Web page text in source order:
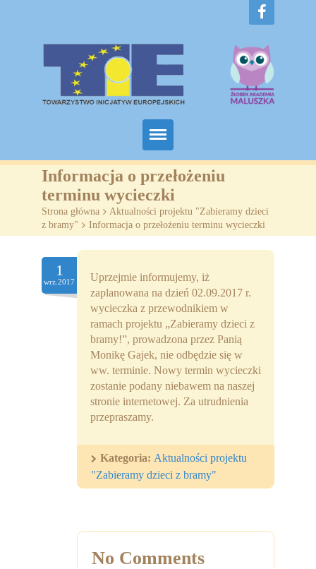
Home
O nas
Projekty
SZKOLENIA
Partnerzy
Współpraca
Sponsorzy
Kontakt
Rekrutacja Widzew
MALUCH PLUS
Informacja o przełożeniu
terminu wycieczki
Strona główna > Aktualności projektu "Zabieramy dzieci
z bramy" > Informacja o przełożeniu terminu wycieczki
1
wrz.2017
Uprzejmie informujemy, iż
zaplanowana na dzień 02.09.2017 r.
wycieczka z przewodnikiem w
ramach projektu „Zabieramy dzieci z
bramy!”, prowadzona przez Panią
Monikę Gajek, nie odbędzie się w
ww. terminie. Nowy termin wycieczki
zostanie podany niebawem na naszej
stronie internetowej. Za utrudnienia
przepraszamy.
Kategoria: Aktualności projektu
"Zabieramy dzieci z bramy"
No Comments